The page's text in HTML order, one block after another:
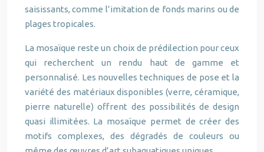
saisissants, comme l’imitation de fonds marins ou de
plages tropicales.
La mosaïque reste un choix de prédilection pour ceux
qui recherchent un rendu haut de gamme et
personnalisé. Les nouvelles techniques de pose et la
variété des matériaux disponibles (verre, céramique,
pierre naturelle) offrent des possibilités de design
quasi illimitées. La mosaïque permet de créer des
motifs complexes, des dégradés de couleurs ou